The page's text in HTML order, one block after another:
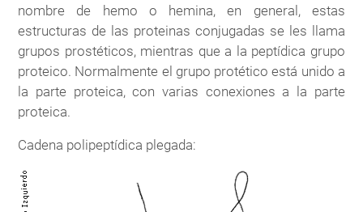
nombre de hemo o hemina, en general, estas
estructuras de las proteinas conjugadas se les llama
grupos prostéticos, mientras que a la peptídica grupo
proteico. Normalmente el grupo protético está unido a
la parte proteica, con varias conexiones a la parte
proteica.
Cadena polipeptídica plegada: